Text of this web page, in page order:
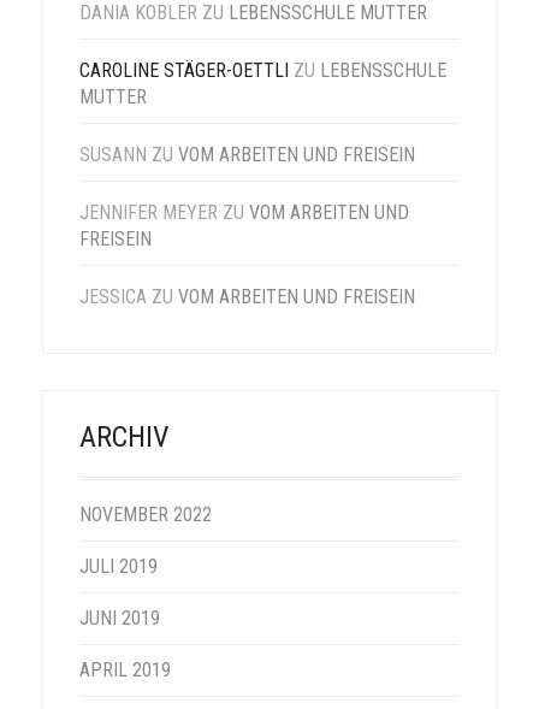
DANIA KOBLER ZU LEBENSSCHULE MUTTER
CAROLINE STÄGER-OETTLI ZU LEBENSSCHULE
MUTTER
SUSANN ZU VOM ARBEITEN UND FREISEIN
JENNIFER MEYER ZU VOM ARBEITEN UND
FREISEIN
JESSICA ZU VOM ARBEITEN UND FREISEIN
ARCHIV
NOVEMBER 2022
JULI 2019
JUNI 2019
APRIL 2019